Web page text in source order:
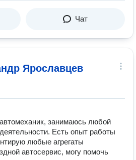
Чат
Ярославцев
занимаюсь любой
Есть опыт работы
любые агрегаты
автосервис, могу помочь